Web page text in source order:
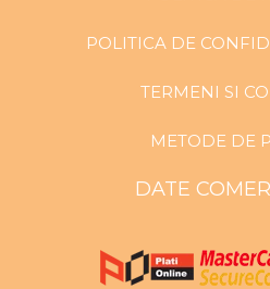
POLITICA DE
TERMENI SI
METODE DE
DATE